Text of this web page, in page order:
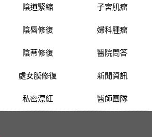
陰道緊縮
陰唇修復
陰蒂修復
處女膜修復
私密漂紅
子宮肌瘤
婦科腫瘤
醫院問答
新聞資訊
醫師團隊